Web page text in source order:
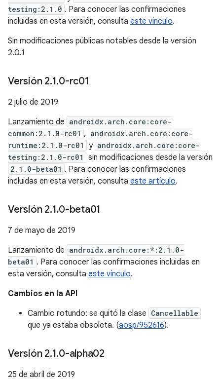
testing:2.1.0 . Para conocer las confirmaciones
incluidas en esta versión, consulta este vínculo.
Sin modificaciones públicas notables desde la versión
2.0.1
Versión 2.1.0-rc01
2 julio de 2019
Lanzamiento de androidx.arch.core:core-
common:2.1.0-rc01 , androidx.arch.core:core-
runtime:2.1.0-rc01
y androidx.arch.core:core-
testing:2.1.0-rc01
sin modificaciones desde la versión
2.1.0-beta01 . Para conocer las confirmaciones
incluidas en esta versión, consulta este artículo.
Versión 2.1.0-beta01
7 de mayo de 2019
Lanzamiento de androidx.arch.core:*:2.1.0-
beta01 . Para conocer las confirmaciones incluidas en
esta versión, consulta este vínculo.
Cambios en la API
Cambio rotundo: se quitó la clase Cancellable
que ya estaba obsoleta. (aosp/952616).
Versión 2.1.0-alpha02
25 de abril de 2019